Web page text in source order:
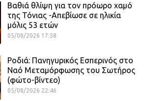
Βαθιά θλίψη για τον πρόωρο χαμό
της Τόνιας -Απεβίωσε σε ηλικία
μόλις 53 ετών
05/08/2026 17:58
Ροδιά: Πανηγυρικός Εσπερινός στο
Ναό Μεταμόρφωσης του Σωτήρος
(φώτο-βίντεο)
05/08/2026 22:46